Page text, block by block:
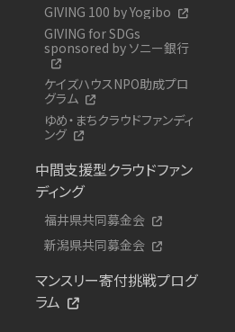
GIVING 100 by Yogibo
GIVING for SDGs
sponsored by ソニー銀行
ケイズハウスNPO助成プロ
グラム
ゆめ・まちクラウドファンディ
ング
中間支援型クラウドファン
ディング
福井県共同募金会
新潟県共同募金会
マンスリー寄付挑戦プログ
ラム